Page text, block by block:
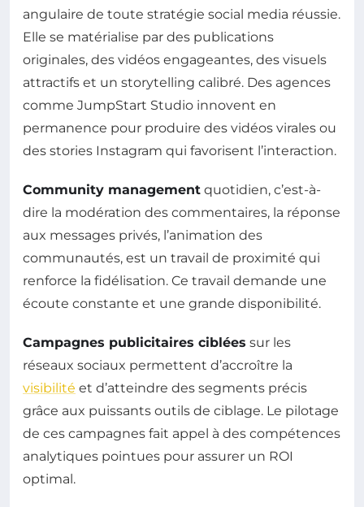
angulaire de toute stratégie social media réussie.
Elle se matérialise par des publications
originales, des vidéos engageantes, des visuels
attractifs et un storytelling calibré. Des agences
comme JumpStart Studio innovent en
permanence pour produire des vidéos virales ou
des stories Instagram qui favorisent l’interaction.
Community management quotidien, c’est-à-
dire la modération des commentaires, la réponse
aux messages privés, l’animation des
communautés, est un travail de proximité qui
renforce la fidélisation. Ce travail demande une
écoute constante et une grande disponibilité.
Campagnes publicitaires ciblées sur les
réseaux sociaux permettent d’accroître la
visibilité et d’atteindre des segments précis
grâce aux puissants outils de ciblage. Le pilotage
de ces campagnes fait appel à des compétences
analytiques pointues pour assurer un ROI
optimal.